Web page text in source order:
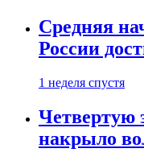
Средняя
России
1 неделя спустя
Четвертую
накрыло